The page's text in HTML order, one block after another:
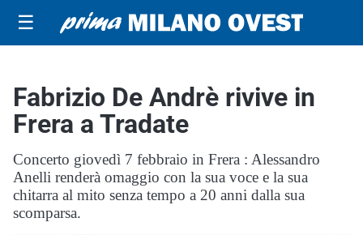
☰
Fabrizio De Andrè rivive in
Frera a Tradate
Concerto giovedì 7 febbraio in Frera : Alessandro
Anelli renderà omaggio con la sua voce e la sua
chitarra al mito senza tempo a 20 anni dalla sua
scomparsa.